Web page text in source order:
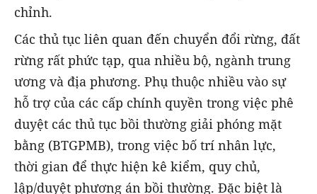
chỉnh.
Các thủ tục liên quan đến chuyển đổi rừng, đất
rừng rất phức tạp, qua nhiều bộ, ngành trung
ương và địa phương. Phụ thuộc nhiều vào sự
hỗ trợ của các cấp chính quyền trong việc phê
duyệt các thủ tục bồi thường giải phóng mặt
bằng (BTGPMB), trong việc bố trí nhân lực,
thời gian để thực hiện kê kiểm, quy chủ,
lập/duyệt phương án bồi thường. Đặc biệt là